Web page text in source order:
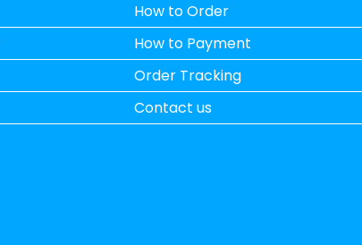
How to Order
How to Payment
Order Tracking
Contact us